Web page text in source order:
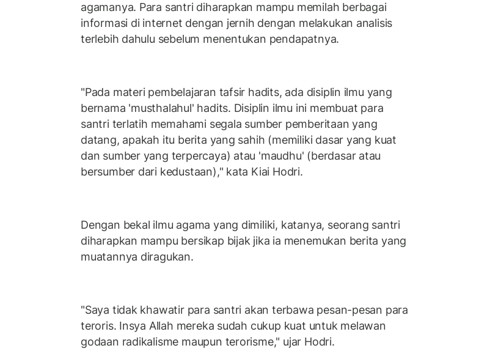
agamanya. Para santri diharapkan mampu memilah berbagai
informasi di internet dengan jernih dengan melakukan analisis
terlebih dahulu sebelum menentukan pendapatnya.
"Pada materi pembelajaran tafsir hadits, ada disiplin ilmu yang
bernama 'musthalahul' hadits. Disiplin ilmu ini membuat para
santri terlatih memahami segala sumber pemberitaan yang
datang, apakah itu berita yang sahih (memiliki dasar yang kuat
dan sumber yang terpercaya) atau 'maudhu' (berdasar atau
bersumber dari kedustaan)," kata Kiai Hodri.
Dengan bekal ilmu agama yang dimiliki, katanya, seorang santri
diharapkan mampu bersikap bijak jika ia menemukan berita yang
muatannya diragukan.
"Saya tidak khawatir para santri akan terbawa pesan-pesan para
teroris. Insya Allah mereka sudah cukup kuat untuk melawan
godaan radikalisme maupun terorisme," ujar Hodri.